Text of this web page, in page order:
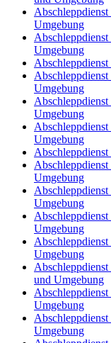
Umgebung
Umgebung
Umgebung
Umgebung
Umgebung
Umgebung
Umgebung
Umgebung
Umgebung
und Umgebung
Umgebung
Umgebung